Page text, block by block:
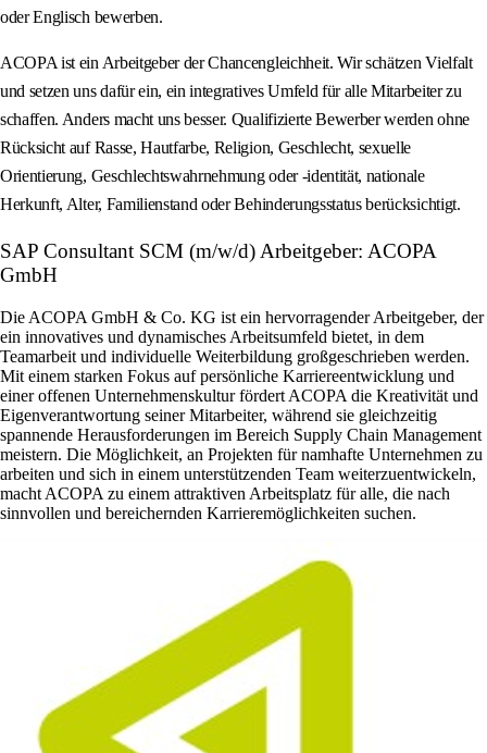
oder Englisch bewerben.
ACOPA ist ein Arbeitgeber der Chancengleichheit. Wir schätzen Vielfalt
und setzen uns dafür ein, ein integratives Umfeld für alle Mitarbeiter zu
schaffen. Anders macht uns besser. Qualifizierte Bewerber werden ohne
Rücksicht auf Rasse, Hautfarbe, Religion, Geschlecht, sexuelle
Orientierung, Geschlechtswahrnehmung oder -identität, nationale
Herkunft, Alter, Familienstand oder Behinderungsstatus berücksichtigt.
SAP Consultant SCM (m/w/d) Arbeitgeber: ACOPA
GmbH
Die ACOPA GmbH & Co. KG ist ein hervorragender Arbeitgeber, der
ein innovatives und dynamisches Arbeitsumfeld bietet, in dem
Teamarbeit und individuelle Weiterbildung großgeschrieben werden.
Mit einem starken Fokus auf persönliche Karriereentwicklung und
einer offenen Unternehmenskultur fördert ACOPA die Kreativität und
Eigenverantwortung seiner Mitarbeiter, während sie gleichzeitig
spannende Herausforderungen im Bereich Supply Chain Management
meistern. Die Möglichkeit, an Projekten für namhafte Unternehmen zu
arbeiten und sich in einem unterstützenden Team weiterzuentwickeln,
macht ACOPA zu einem attraktiven Arbeitsplatz für alle, die nach
sinnvollen und bereichernden Karrieremöglichkeiten suchen.